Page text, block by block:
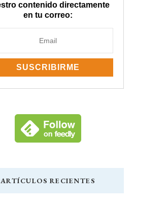
contenido directamente
en tu correo:
ARTÍCULOS RECIENTES